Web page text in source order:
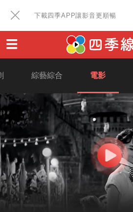
下載四季APP讓影音更順暢
綜藝綜合 電影